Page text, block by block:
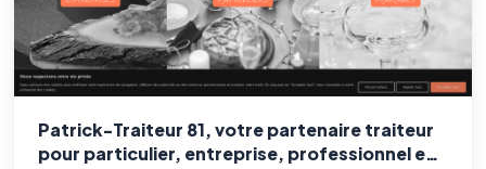
Patrick-Traiteur 81, votre partenaire traiteur
pour particulier, entreprise, professionnel et